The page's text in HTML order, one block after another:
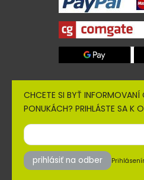
CHCETE SI BYŤ INFORMOVANÍ
PONUKÁCH? PRIHLÁSTE SA K
prihlásiť na odber